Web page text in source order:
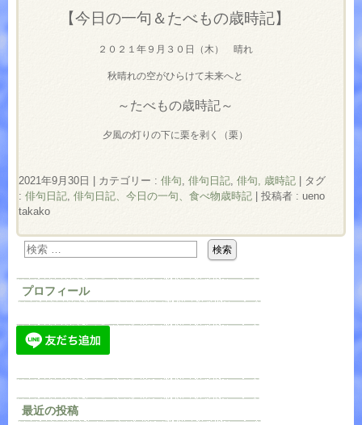
【今日の一句＆たべもの歳時記】
２０２１年９月３０日（木） 晴れ
秋晴れの空がひらけて未来へと
～たべもの歳時記～
夕風の灯りの下に栗を剥く（栗）
2021年9月30日 | カテゴリー : 俳句 俳句日記 俳句, 歳時記 | タグ
: 俳句日記 俳句日記、今日の一句、食べ物歳時記 | 投稿者 : ueno
takako
プロフィール
最近の投稿